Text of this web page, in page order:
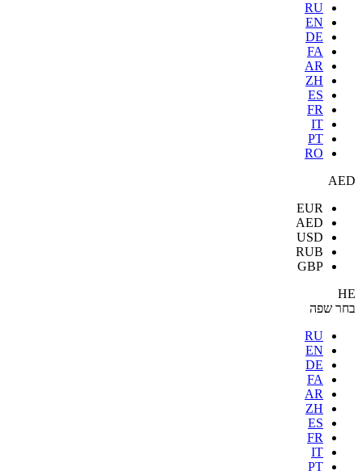
RU
EN
DE
FA
AR
ZH
ES
FR
IT
PT
RO
AED
EUR
AED
USD
RUB
GBP
HE
בחר שפה
RU
EN
DE
FA
AR
ZH
ES
FR
IT
PT